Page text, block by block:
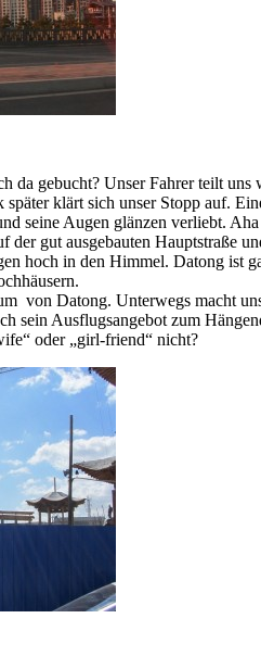
da gebucht? Unser Fahrer teilt
klärt sich unser Stopp auf.
seine Augen glänzen verliebt.
gut ausgebauten Hauptstraße
hoch in den Himmel. Datong ist
von Datong. Unterwegs macht
sein Ausflugsangebot zum
oder „girl-friend“ nicht?